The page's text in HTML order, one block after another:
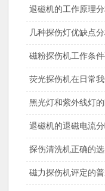
退磁机的工作原理
几种探伤灯优缺点
磁粉探伤机​工作条
荧光探伤机在日常
黑光灯和紫外线灯
退磁机的退磁电流
探伤清洗机正确的
磁力探伤机评定的